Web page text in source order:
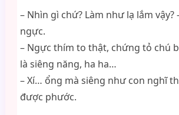
– Nhìn gì chứ? Làm như lạ lắm vậy?
ngực.
– Ngực thím to thật, chứng tỏ chú
là siêng năng, ha ha…
– Xí… ổng mà siêng như con nghĩ
được phước.